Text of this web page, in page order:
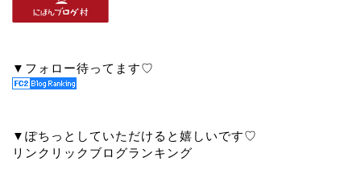
▼フォロー待ってます♡
▼ぽちっとしていただけると嬉しいです♡
リンクリックブログランキング